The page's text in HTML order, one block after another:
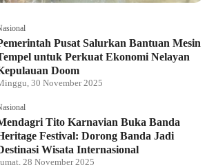
Pusat Salurkan Bantuan Mesin
untuk Perkuat Ekonomi Nelayan
Doom
30 November 2025
Tito Karnavian Buka Banda
Festival: Dorong Banda Jadi
Wisata Internasional
28 November 2025